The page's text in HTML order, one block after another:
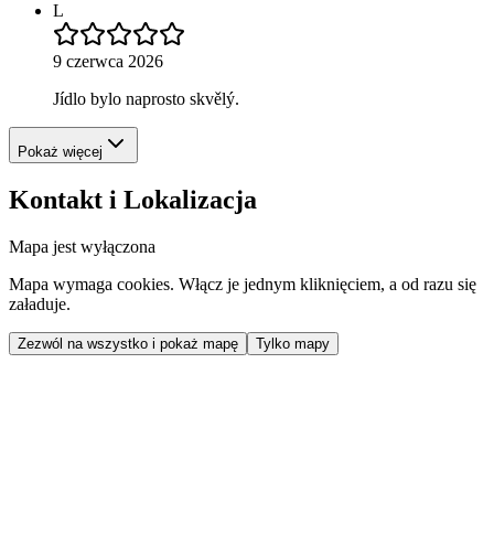
L
9 czerwca 2026
Jídlo bylo naprosto skvělý.
Pokaż więcej
Kontakt i Lokalizacja
Mapa jest wyłączona
Mapa wymaga cookies. Włącz je jednym kliknięciem, a od razu się
załaduje.
Zezwól na wszystko i pokaż mapę Tylko mapy